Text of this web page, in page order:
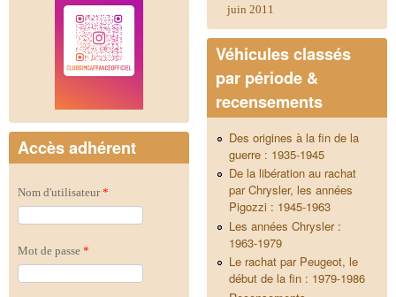
Accès adhérent
Nom d'utilisateur*
Mot de passe *
juin 2011
Véhicules classés
par période &
recensements
Des origines à la fin de la
guerre : 1935-1945
De la libération au rachat
par Chrysler, les années
Pigozzi : 1945-1963
Les années Chrysler :
1963-1979
Le rachat par Peugeot, le
début de la fin : 1979-1986